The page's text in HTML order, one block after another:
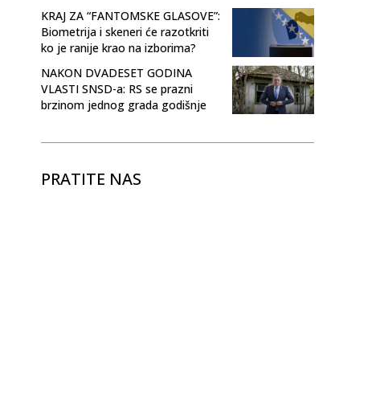
KRAJ ZA “FANTOMSKE GLASOVE”:
Biometrija i skeneri će razotkriti
ko je ranije krao na izborima?
NAKON DVADESET GODINA
VLASTI SNSD-a: RS se prazni
brzinom jednog grada godišnje
PRATITE NAS